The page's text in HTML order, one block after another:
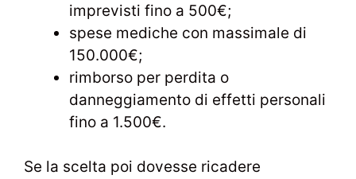
imprevisti fino a 500€;
spese mediche con massimale di
150.000€;
rimborso per perdita o
danneggiamento di effetti personali
fino a 1.500€.
Se la scelta poi dovesse ricadere